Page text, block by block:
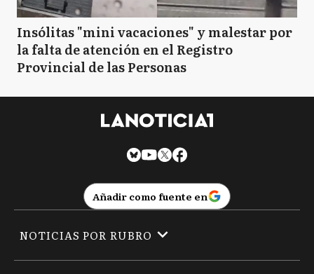
Insólitas "mini vacaciones" y malestar por
la falta de atención en el Registro
Provincial de las Personas
Añadir como fuente en
NOTICIAS POR RUBRO